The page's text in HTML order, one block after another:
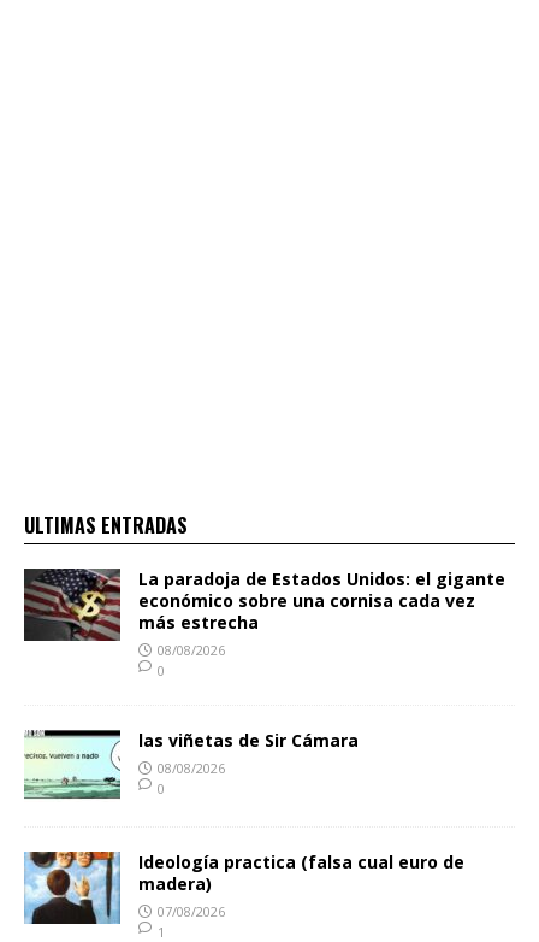
ULTIMAS ENTRADAS
La paradoja de Estados Unidos: el gigante
económico sobre una cornisa cada vez
más estrecha
08/08/2026
0
las viñetas de Sir Cámara
08/08/2026
0
Ideología practica (falsa cual euro de
madera)
07/08/2026
1